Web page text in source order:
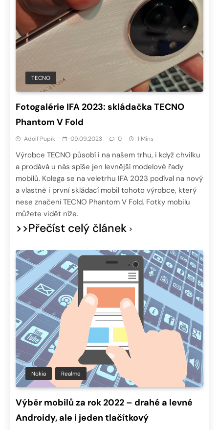
TECNO
Fotogalérie IFA 2023: skládačka TECNO
Phantom V Fold
Adolf Pupík 09.09.2023 0 1 Mins
Výrobce TECNO působí i na našem trhu, i když chvilku
a prodává u nás spíše jen levnější modelové řady
mobilů. Kolega se na veletrhu IFA 2023 podíval na nový
a vlastně i první skládací mobil tohoto výrobce, který
nese značení TECNO Phantom V Fold. Fotky mobilu
můžete vidět níže.
>>Přečíst celý článek
Nokia Realme
Výběr mobilů za rok 2022 – drahé a levné
Androidy, ale i jeden tlačítkový